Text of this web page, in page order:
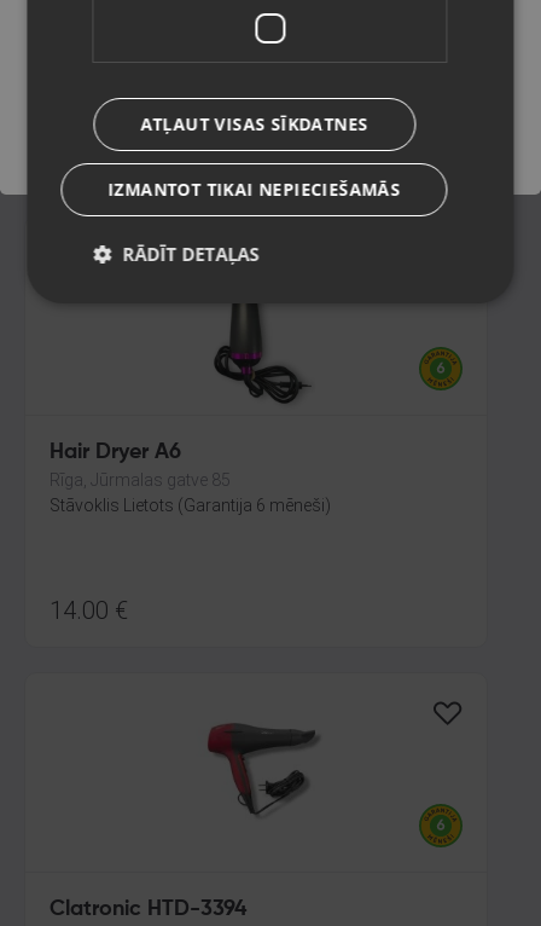
Stāvoklis Mazlietots (Garantija 12 mēneši)
120.00 €
5.46€/mēn.
Hair Dryer A6
Rīga, Jūrmalas gatve 85
Stāvoklis Lietots (Garantija 6 mēneši)
14.00 €
Clatronic HTD-3394
Saglabāt
ATĻAUT VISAS SĪKDATNES
IZMANTOT TIKAI NEPIECIEŠAMĀS
RĀDĪT DETAĻAS